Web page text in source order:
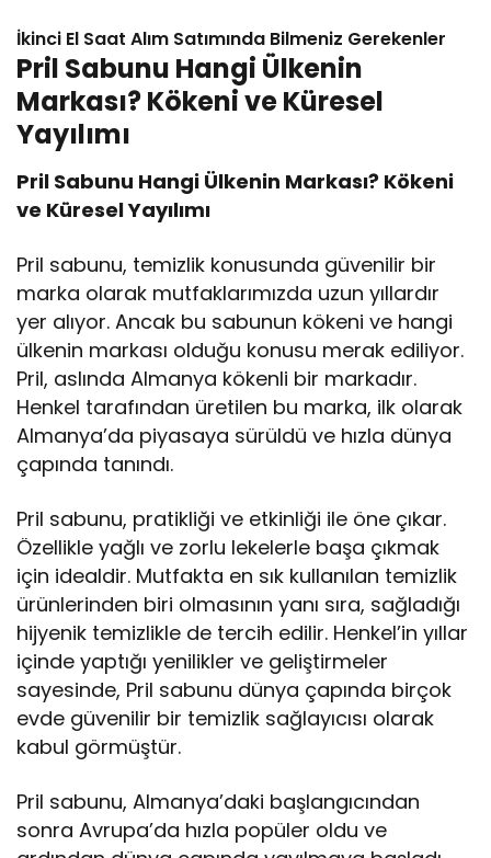
İkinci El Saat Alım Satımında Bilmeniz Gerekenler
Pril Sabunu Hangi Ülkenin
Markası? Kökeni ve Küresel
Yayılımı
Pril Sabunu Hangi Ülkenin Markası? Kökeni
ve Küresel Yayılımı
Pril sabunu, temizlik konusunda güvenilir bir
marka olarak mutfaklarımızda uzun yıllardır
yer alıyor. Ancak bu sabunun kökeni ve hangi
ülkenin markası olduğu konusu merak ediliyor.
Pril, aslında Almanya kökenli bir markadır.
Henkel tarafından üretilen bu marka, ilk olarak
Almanya’da piyasaya sürüldü ve hızla dünya
çapında tanındı.
Pril sabunu, pratikliği ve etkinliği ile öne çıkar.
Özellikle yağlı ve zorlu lekelerle başa çıkmak
için idealdir. Mutfakta en sık kullanılan temizlik
ürünlerinden biri olmasının yanı sıra, sağladığı
hijyenik temizlikle de tercih edilir. Henkel’in yıllar
içinde yaptığı yenilikler ve geliştirmeler
sayesinde, Pril sabunu dünya çapında birçok
evde güvenilir bir temizlik sağlayıcısı olarak
kabul görmüştür.
Pril sabunu, Almanya’daki başlangıcından
sonra Avrupa’da hızla popüler oldu ve